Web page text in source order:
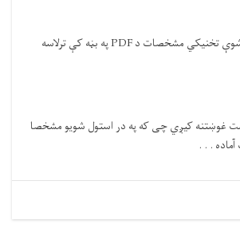
شوې تخنيکي مشخصات دPDFپه بڼه کې ترلاسه
غوښتنه کیږي چی که په در استول شویو مشخصا
. . .